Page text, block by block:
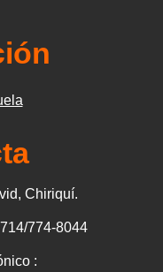
Chiriquí.
774-8044
: